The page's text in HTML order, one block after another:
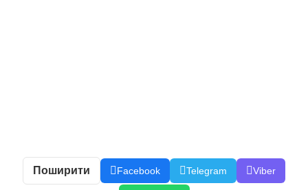
Поширити Facebook Telegram Viber